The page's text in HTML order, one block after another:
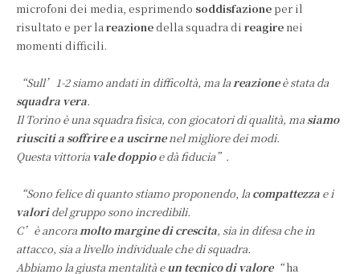
microfoni dei media, esprimendo soddisfazioneper il
risultato e per lareazionedella squadra di reagirenei
momenti difficili.
“Sull’1-2 siamo andati in difficoltà, ma lareazioneè stata da
squadra vera.
Il Torino è una squadra fisica, con giocatori di qualità, masiamo
riusciti a soffrire e a uscirnenel migliore dei modi.
Questa vittoria vale doppioe dà fiducia”.
“Sono felice di quanto stiamo proponendo, la compattezza e i
valoridel gruppo sono incredibili.
C’è ancoramolto margine di crescita, sia in difesa che in
attacco, sia a livello individuale che di squadra.
Abbiamo la giusta mentalità eun tecnico di valore“ha